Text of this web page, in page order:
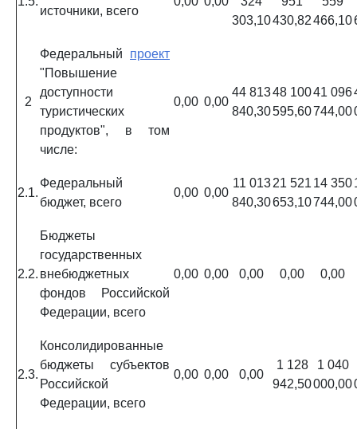
источники, всего
303,10430,82466,10
2
Федеральный проект
"Повышение
доступности
туристических
продуктов", в том
числе:
0,00 0,00
44 813
840,30
48 100
595,60
41 096
744,00
2.1.
Федеральный
бюджет, всего
0,00 0,00
11 013
840,30
21 521
653,10
14 350
744,00
2.2.
Бюджеты
государственных
внебюджетных
фондов Российской
Федерации, всего
0,00 0,00 0,00 0,00 0,00
2.3.
Консолидированные
бюджеты субъектов
Российской
Федерации, всего
0,00 0,00 0,00
1 128
942,50
1 040
000,00